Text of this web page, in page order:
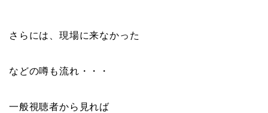
さらには、現場に来なかった
などの噂も流れ・・・
一般視聴者から見れば